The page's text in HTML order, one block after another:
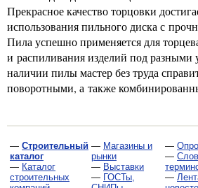
Прекрасное качество торцовки
использования пильного диска с
Пила успешно применяется для
и распиливания изделий под разными
наличии пилы мастер без труда
поворотными, а также
— Строительный
каталог
— Каталог
строительных
— Магазины и
рынки
— Выставки
— ГОСТы,
—
—
—